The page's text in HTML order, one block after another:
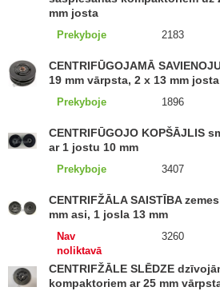
mm josta
Prekyboje 2183
CENTRIFŪGOJAMĀ
19 mm vārpsta, 2 x 13 mm josta
Prekyboje 1896
CENTRIFŪGOJO KOPŠĀJLIS
ar 1 jostu 10 mm
Prekyboje 3407
CENTRIFŽĀLA SAISTĪBA
mm asi, 1 josla 13 mm
Nav
noliktavā
3260
CENTRIFŽĀLE SLĒDZE
kompaktoriem ar 25 mm